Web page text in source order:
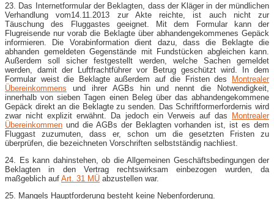
23. Das Internetformular der Beklagten, dass der Kläger in der mündlichen
Verhandlung vom14.11.2013 zur Akte reichte, ist auch nicht zur
Täuschung des Fluggastes geeignet. Mit dem Formular kann der
Flugreisende nur vorab die Beklagte über abhandengekommenes Gepäck
informieren. Die Vorabinformation dient dazu, dass die Beklagte die
abhanden gemeldeten Gegenstände mit Fundstücken abgleichen kann.
Außerdem soll sicher festgestellt werden, welche Sachen gemeldet
werden, damit der Luftfrachtführer vor Betrug geschützt wird. In dem
Formular weist die Beklagte außerdem auf die Fristen des Montrealer
Übereinkommens und ihrer AGBs hin und nennt die Notwendigkeit,
innerhalb von sieben Tagen einen Beleg über das abhandengekommene
Gepäck direkt an die Beklagte zu senden. Das Schriftformerfordernis wird
zwar nicht explizit erwähnt. Da jedoch ein Verweis auf das Montrealer
Übereinkommen und die AGBs der Beklagten vorhanden ist, ist es dem
Fluggast zuzumuten, dass er, schon um die gesetzten Fristen zu
überprüfen, die bezeichneten Vorschriften selbstständig nachliest.
24. Es kann dahinstehen, ob die Allgemeinen Geschäftsbedingungen der
Beklagten in den Vertrag rechtswirksam einbezogen wurden, da
maßgeblich auf Art. 31 MÜ abzustellen war.
25. Mangels Hauptforderung besteht keine Nebenforderung.